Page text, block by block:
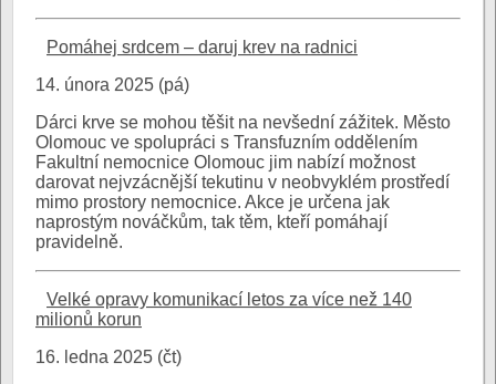
Pomáhej srdcem – daruj krev na radnici
14. února 2025 (pá)
Dárci krve se mohou těšit na nevšední zážitek. Město
Olomouc ve spolupráci s Transfuzním oddělením
Fakultní nemocnice Olomouc jim nabízí možnost
darovat nejvzácnější tekutinu v neobvyklém prostředí
mimo prostory nemocnice. Akce je určena jak
naprostým nováčkům, tak těm, kteří pomáhají
pravidelně.
Velké opravy komunikací letos za více než 140
milionů korun
16. ledna 2025 (čt)